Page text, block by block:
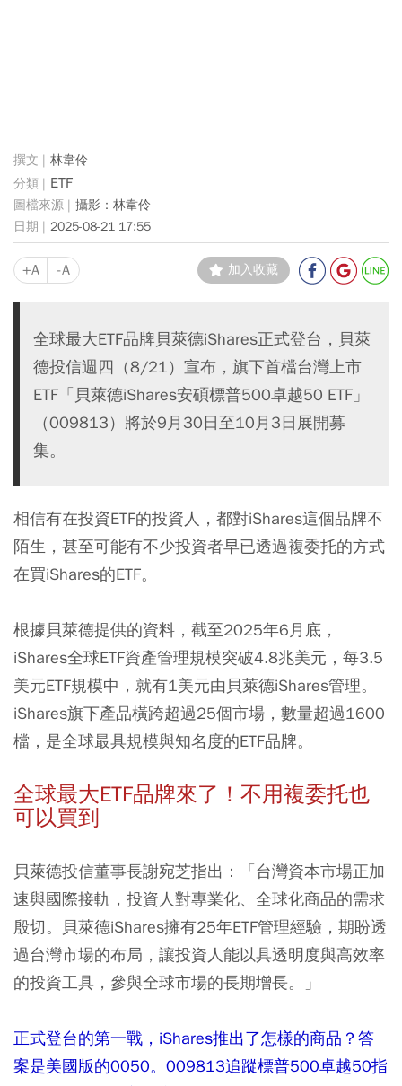
林韋伶
ETF
攝影：林韋伶
2025-08-21 17:55
+A -A 加入收藏
全球最大ETF品牌貝萊德iShares正式登台，貝萊
德投信週四（8/21）宣布，旗下首檔台灣上市
ETF「貝萊德iShares安碩標普500卓越50 ETF」
（009813）將於9月30日至10月3日展開募
集。
相信有在投資ETF的投資人，都對iShares這個品牌不
陌生，甚至可能有不少投資者早已透過複委托的方式
在買iShares的ETF。
根據貝萊德提供的資料，截至2025年6月底，
iShares全球ETF資產管理規模突破4.8兆美元，每3.5
美元ETF規模中，就有1美元由貝萊德iShares管理。
iShares旗下產品橫跨超過25個市場，數量超過1600
檔，是全球最具規模與知名度的ETF品牌。
全球最大ETF品牌來了！不用複委托也
可以買到
貝萊德投信董事長謝宛芝指出：「台灣資本市場正加
速與國際接軌，投資人對專業化、全球化商品的需求
殷切。貝萊德iShares擁有25年ETF管理經驗，期盼透
過台灣市場的布局，讓投資人能以具透明度與高效率
的投資工具，參與全球市場的長期增長。」
正式登台的第一戰，iShares推出了怎樣的商品？答
案是美國版的0050。009813追蹤標普500卓越50指